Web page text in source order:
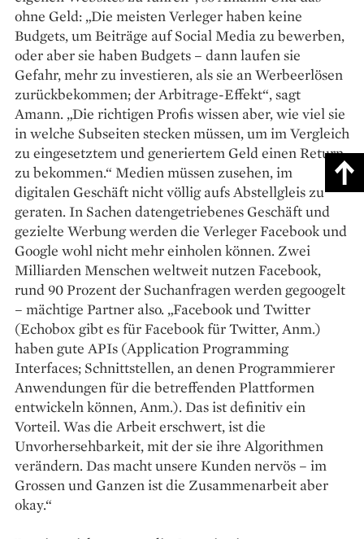
ohne Geld: „Die meisten Verleger haben keine
Budgets, um Beiträge auf Social Media zu bewerben,
oder aber sie haben Budgets – dann laufen sie
Gefahr, mehr zu investieren, als sie an Werbeerlösen
zurückbekommen; der Arbitrage-Effekt“, sagt
Amann. „Die richtigen Profis wissen aber, wie viel sie
in welche Subseiten stecken müssen, um im Vergleich
zu eingesetztem und generiertem Geld einen Return
zu bekommen.“ Medien müssen zusehen, im
digitalen Geschäft nicht völlig aufs Abstellgleis zu
geraten. In Sachen datengetriebenes Geschäft und
gezielte Werbung werden die Verleger Facebook und
Google wohl nicht mehr einholen können. Zwei
Milliarden Menschen weltweit nutzen Facebook,
rund 90 Prozent der Suchanfragen werden gegoogelt
– mächtige Partner also. „Facebook und Twitter
(Echobox gibt es für Facebook für Twitter, Anm.)
haben gute APIs (Application Programming
Interfaces; Schnittstellen, an denen Programmierer
Anwendungen für die betreffenden Plattformen
entwickeln können, Anm.). Das ist definitiv ein
Vorteil. Was die Arbeit erschwert, ist die
Unvorhersehbarkeit, mit der sie ihre Algorithmen
verändern. Das macht unsere Kunden nervös – im
Grossen und Ganzen ist die Zusammenarbeit aber
okay.“